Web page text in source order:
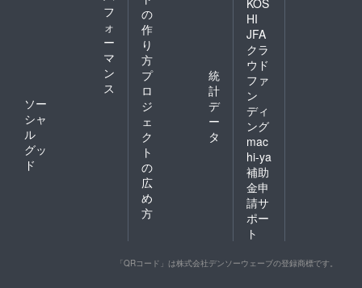
フ
ォ
ー
マ
ン
ス
ソー
シャ
ル
グッ
ド
の
作
り
方
プ
ロ
ジ
ェ
ク
ト
の
広
め
方
統
計
デ
ー
タ
HI
JFA
クラ
ウド
ファ
ン
ディ
ング
mac
hi-ya
補助
金申
請サ
ポー
ト
「QRコード」は株式会社デンソーウェーブの登録商標です。